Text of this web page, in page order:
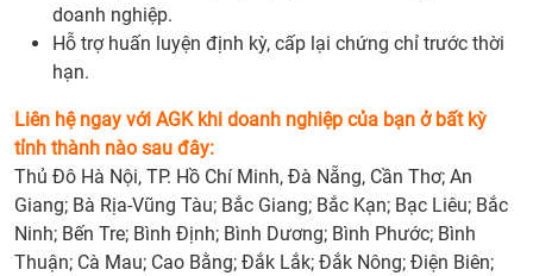
doanh nghiệp.
Hỗ trợ huấn luyện định kỳ, cấp lại chứng chỉ trước thời
hạn.
Liên hệ ngay với AGK khi doanh nghiệp của bạn ở bất kỳ
tỉnh thành nào sau đây:
Thủ Đô Hà Nội, TP. Hồ Chí Minh, Đà Nẵng, Cần Thơ; An
Giang; Bà Rịa-Vũng Tàu; Bắc Giang; Bắc Kạn; Bạc Liêu; Bắc
Ninh; Bến Tre; Bình Định; Bình Dương; Bình Phước; Bình
Thuận; Cà Mau; Cao Bằng; Đắk Lắk; Đắk Nông; Điện Biên;